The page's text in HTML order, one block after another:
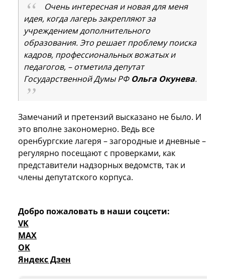
Очень интересная и новая для меня
идея, когда лагерь закрепляют за
учреждением дополнительного
образования. Это решает проблему поиска
кадров, профессиональных вожатых и
педагогов, – отметила депутат
Государственной Думы РФ Ольга Окунева.
Замечаний и претензий высказано не было. И
это вполне закономерно. Ведь все
оренбургские лагеря – загородные и дневные –
регулярно посещают с проверками, как
представители надзорных ведомств, так и
члены депутатского корпуса.
Добро пожаловать в наши соцсети:
VK
MAX
OK
Яндекс Дзен